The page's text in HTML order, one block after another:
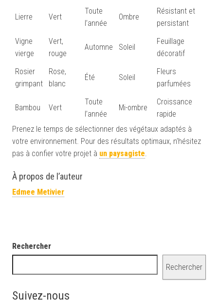
Lierre Vert
Toute
l’année
Ombre
Résistant et
persistant
Vigne
vierge
Vert,
rouge
Automne Soleil
Feuillage
décoratif
Rosier
grimpant
Rose,
blanc
Été Soleil
Fleurs
parfumées
Bambou Vert
Toute
l’année
Mi-ombre
Croissance
rapide
Prenez le temps de sélectionner des végétaux adaptés à
votre environnement. Pour des résultats optimaux, n’hésitez
pas à confier votre projet à un paysagiste.
À propos de l’auteur
Edmee Metivier
Rechercher
Rechercher
Suivez-nous